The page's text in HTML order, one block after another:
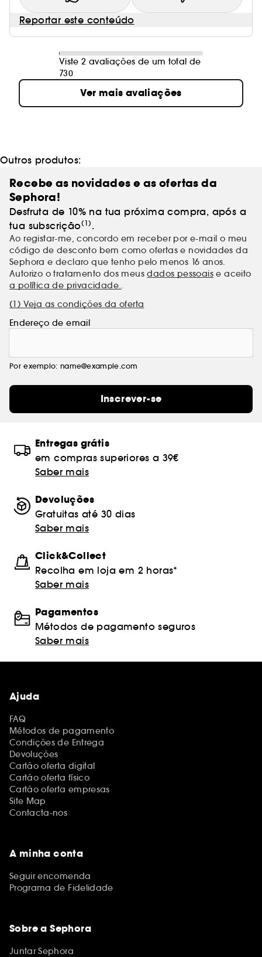
Reportar este conteúdo
Viste 2 avaliações de um total de
730
Ver mais avaliações
Outros produtos:
Recebe as novidades e as ofertas da
Sephora!
Desfruta de 10% na tua próxima compra, após a
tua subscrição(1) .
Ao registar-me, concordo em receber por e-mail o meu
código de desconto bem como ofertas e novidades da
Sephora e declaro que tenho pelo menos 16 anos.
Autorizo o tratamento dos meusdados pessoais e aceito
a política de privacidade..
(1) Veja as condições da oferta
Endereço de email
Por exemplo: name@example.com
Inscrever-se
Entregas grátis
em compras superiores a 39€
Saber mais
Devoluções
Gratuitas até 30 dias
Saber mais
Click&Collect
Recolha em loja em 2 horas*
Saber mais
Pagamentos
Métodos de pagamento seguros
Saber mais
Ajuda
FAQ
Métodos de pagamento
Condições de Entrega
Devoluções
Cartão oferta digital
Cartão oferta físico
Cartão oferta empresas
Site Map
Contacta-nos
A minha conta
Seguir encomenda
Programa de Fidelidade
Sobre a Sephora
Juntar Sephora